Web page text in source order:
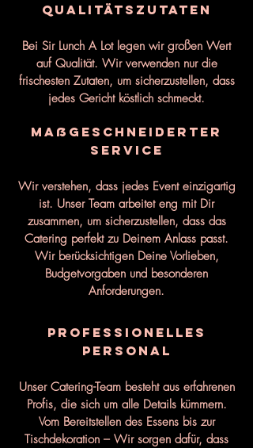
Qualitätszutaten
Bei Sir Lunch A Lot legen wir großen Wert
auf Qualität. Wir verwenden nur die
frischesten Zutaten, um sicherzustellen, dass
jedes Gericht köstlich schmeckt.
Maßgeschneiderter
Service
Wir verstehen, dass jedes Event einzigartig
ist. Unser Team arbeitet eng mit Dir
zusammen, um sicherzustellen, dass das
Catering perfekt zu Deinem Anlass passt.
Wir berücksichtigen Deine Vorlieben,
Budgetvorgaben und besonderen
Anforderungen.
Professionelles
Personal
Unser Catering-Team besteht aus erfahrenen
Profis, die sich um alle Details kümmern.
Vom Bereitstellen des Essens bis zur
Tischdekoration – Wir sorgen dafür, dass